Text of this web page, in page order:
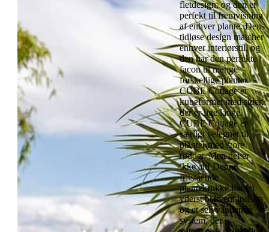
fletdesign, og den er
perfekt til fremvisning
af enhver plante. Dens
tidløse design matcher
enhver interiørstil, og
den har den perfekte
facon til mange
forskellige planter.
CUBE Cottage er
kubeformet med sider,
der er lige lange.
CUBE Cottage er
særligt velegnet til
planter med store
rødder. Men det er
ikke alt! Denne
fritstående
plantekrukke har en
yderst bekvem indsats
og et selvvandende
system, der